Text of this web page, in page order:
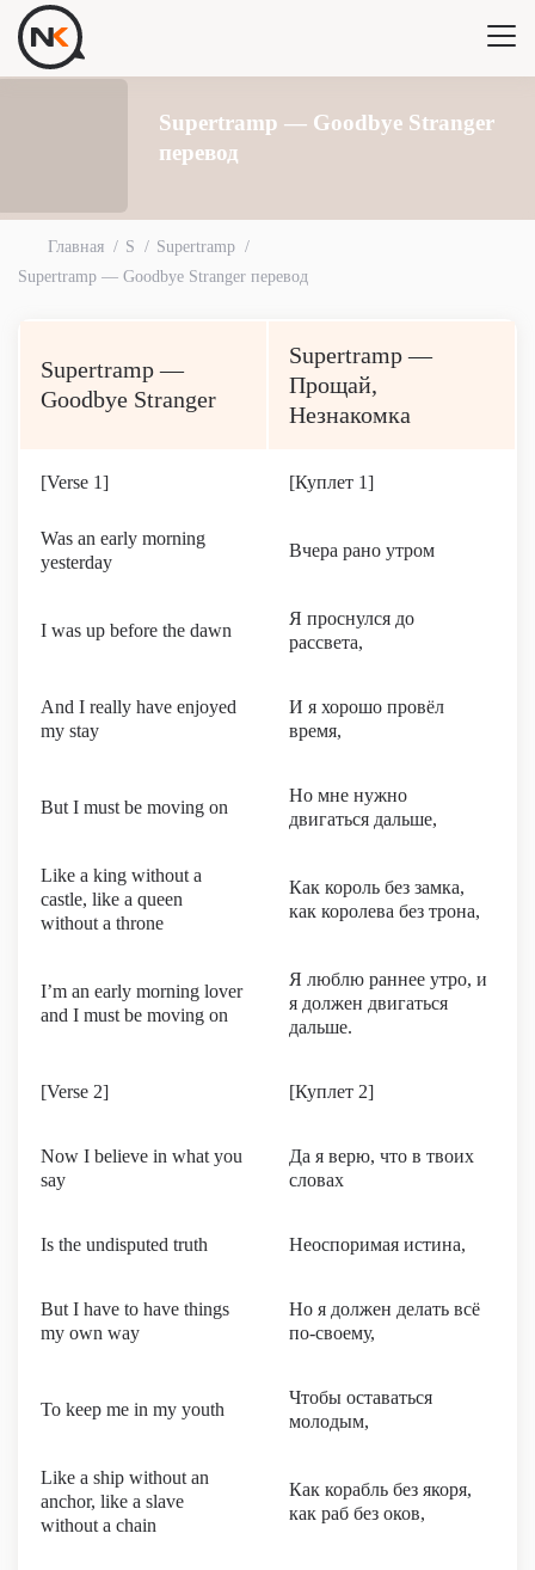
Supertramp — Goodbye Stranger
перевод
Главная S
Supertramp
Supertramp — Goodbye Stranger перевод
Supertramp —
Goodbye Stranger
Supertramp —
Прощай,
Незнакомка
[Verse 1] [Куплет 1]
Was an early morning
yesterday
Вчера рано утром
I was up before the dawn
Я проснулся до
рассвета,
And I really have enjoyed
my stay
И я хорошо провёл
время,
But I must be moving on
Но мне нужно
двигаться дальше,
Like a king without a
castle, like a queen
without a throne
Как король без замка,
как королева без трона,
I’m an early morning lover
and I must be moving on
Я люблю раннее утро, и
я должен двигаться
дальше.
[Verse 2] [Куплет 2]
Now I believe in what you
say
Да я верю, что в твоих
словах
Is the undisputed truth Неоспоримая истина,
But I have to have things
my own way
Но я должен делать всё
по-своему,
To keep me in my youth
Чтобы оставаться
молодым,
Like a ship without an
anchor, like a slave
without a chain
Как корабль без якоря,
как раб без оков,